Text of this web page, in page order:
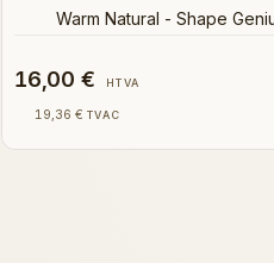
Warm Natural - Shape
16,00 € HTVA
19,36 € TVAC